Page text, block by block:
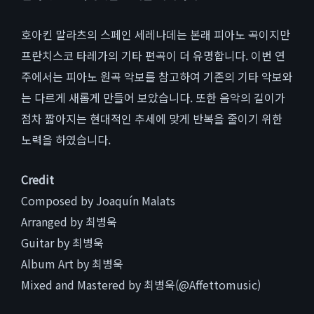
호아킨 말라츠의 스페인 세레나데는 본래 피아노 곡이지만
프란치스코 타레가의 기타 편곡이 더 유명합니다. 이번 연
주에서는 피아노 원곡 악보를 참고하여 기존의 기타 악보와
는 다르게 새롭게 만들어 보았습니다. 또한 음악의 길이가
점차 짧아지는 현대적인 추세에 맞게 반복을 줄이기 위한
노력을 하였습니다.
Credit
Composed by Joaquín Malats
Arranged by 최병욱
Guitar by 최병욱
Album Art by 최병욱
Mixed and Mastered by 최병욱(@Affettomusic)